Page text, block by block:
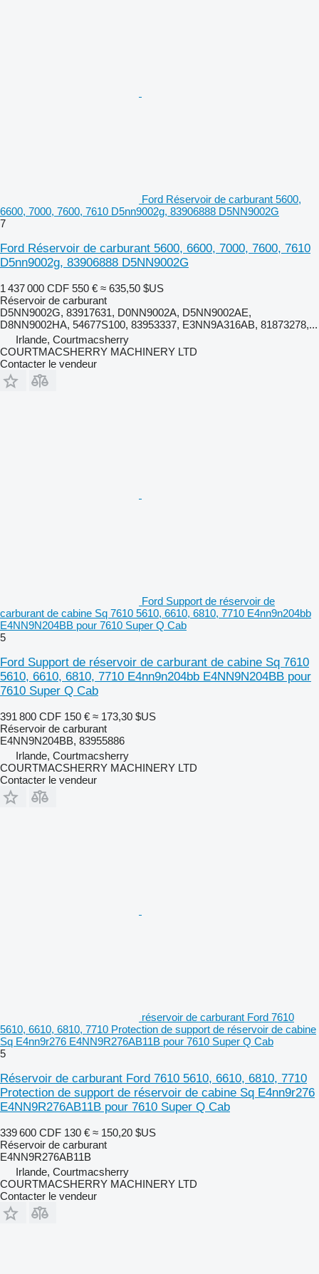
Ford Réservoir de carburant 5600,
6600, 7000, 7600, 7610 D5nn9002g, 83906888 D5NN9002G
7
Ford Réservoir de carburant 5600, 6600, 7000, 7600, 7610
D5nn9002g, 83906888 D5NN9002G
1 437 000 CDF 550 € ≈ 635,50 $US
Réservoir de carburant
D5NN9002G, 83917631, D0NN9002A, D5NN9002AE,
D8NN9002HA, 54677S100, 83953337, E3NN9A316AB, 81873278,...
Irlande, Courtmacsherry
COURTMACSHERRY MACHINERY LTD
Contacter le vendeur
Ford Support de réservoir de
carburant de cabine Sq 7610 5610, 6610, 6810, 7710 E4nn9n204bb
E4NN9N204BB pour 7610 Super Q Cab
5
Ford Support de réservoir de carburant de cabine Sq 7610
5610, 6610, 6810, 7710 E4nn9n204bb E4NN9N204BB pour
7610 Super Q Cab
391 800 CDF 150 € ≈ 173,30 $US
Réservoir de carburant
E4NN9N204BB, 83955886
Irlande, Courtmacsherry
COURTMACSHERRY MACHINERY LTD
Contacter le vendeur
réservoir de carburant Ford 7610
5610, 6610, 6810, 7710 Protection de support de réservoir de cabine
Sq E4nn9r276 E4NN9R276AB11B pour 7610 Super Q Cab
5
Réservoir de carburant Ford 7610 5610, 6610, 6810, 7710
Protection de support de réservoir de cabine Sq E4nn9r276
E4NN9R276AB11B pour 7610 Super Q Cab
339 600 CDF 130 € ≈ 150,20 $US
Réservoir de carburant
E4NN9R276AB11B
Irlande, Courtmacsherry
COURTMACSHERRY MACHINERY LTD
Contacter le vendeur